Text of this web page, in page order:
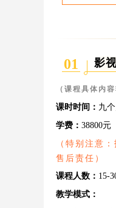
01
影
（课程具体内
课时时间： 九个
学费： 38800元
（特别注意
售后责任）
课程人数： 15-
教学模式：